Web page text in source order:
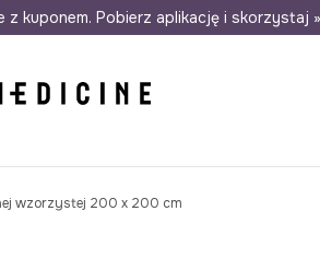
dostawa do salonów 30
z kuponem. Pobierz aplikację i skorzystaj »
wzorzystej 200 x 200 cm